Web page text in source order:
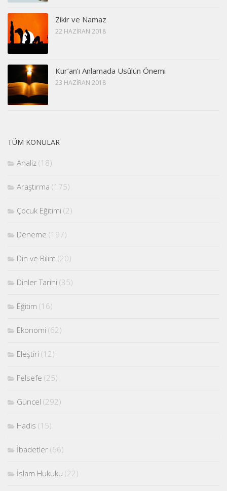
Zikir ve Namaz
22 HAZIRAN 2018
Kur’an’ı Anlamada Usûlün Önemi
23 HAZIRAN 2018
TÜM KONULAR
Analiz (18)
Araştırma (175)
Çocuk Eğitimi (2)
Deneme (197)
Din ve Bilim (20)
Dinler Tarihi (35)
Eğitim (16)
Ekonomi (62)
Eleştiri (12)
Felsefe (25)
Güncel (292)
Hadis (15)
İbadetler (66)
İslam Hukuku (22)